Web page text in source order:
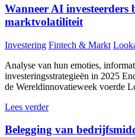
Wanneer AI investeerders
marktvolatiliteit
Investering Fintech & Markt
Analyse van hun emoties,
investeringsstrategieën in 2025
de Wereldinnovatieweek voerde
Lees verder
Belegging van